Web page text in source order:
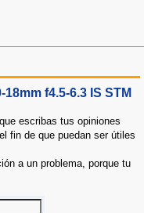
f4.5-6.3 IS STM
escribas tus opiniones
fin de que puedan ser útiles
a un problema, porque tu